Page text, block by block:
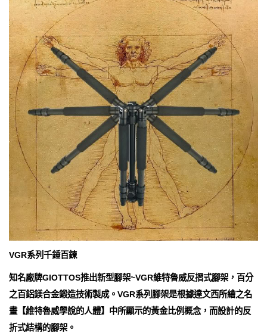
VGR系列千錘百鍊
知名廠牌GIOTTOS推出新型腳架~VGR維特魯威反摺式腳架，百分
之百鋁鎂合金鍛造技術製成。VGR系列腳架是根據達文西所繪之名
畫【維特魯威學說的人體】中所顯示的黃金比例概念，而設計的反
折式結構的腳架。